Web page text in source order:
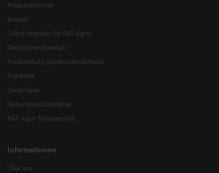
Ansprechpartner
Kontakt
Online bestellen bei BAT Agrar
Mischfutter bestellen
Freischaltung Sachkundenachweis
Feedback
CarboAgrar
Sicherheitsdatenblätter
BAT Agrar Mindestpreis
Informationen
Über uns